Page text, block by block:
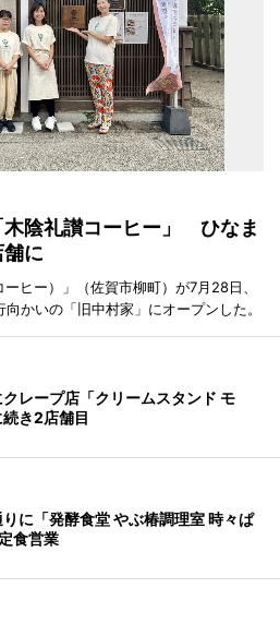
木陰礼讃コーヒー」 ひなま
に
ヒー）」（佐賀市柳町）が7月28日、
かいの「旧中村家」にオープンした。
レープ店「クリームスタンド モ
き2店舗目
に「発酵食堂 やぶ椿調理室 時々ぱ
食営業